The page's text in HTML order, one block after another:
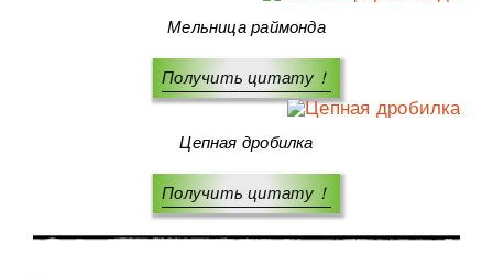
Мельница раймонда
Получить цитату！
Цепная дробилка
Получить цитату！